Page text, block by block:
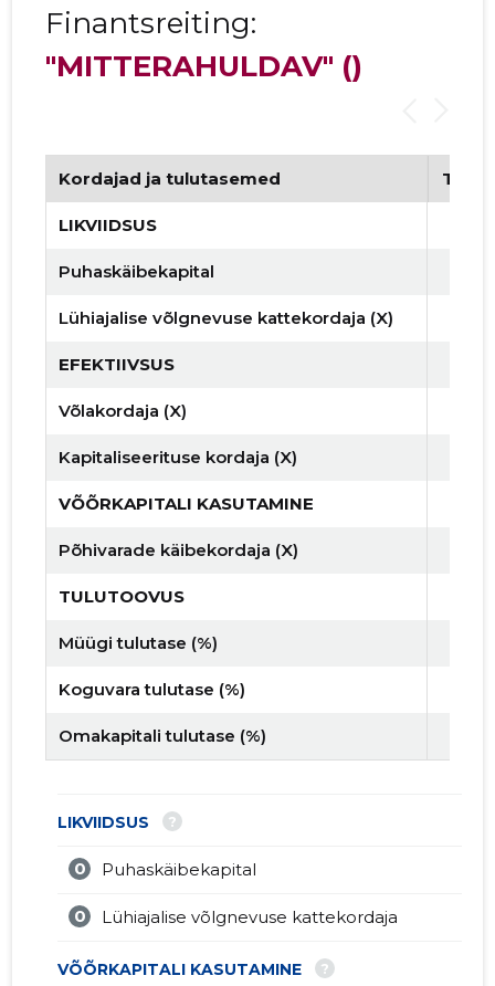
Finantsreiting:
"MITTERAHULDAV" ()
Kordajad ja tulutasemed Trend
LIKVIIDSUS
Puhaskäibekapital
Lühiajalise võlgnevuse kattekordaja (X)
EFEKTIIVSUS
Võlakordaja (X)
Kapitaliseerituse kordaja (X)
VÕÕRKAPITALI KASUTAMINE
Põhivarade käibekordaja (X)
TULUTOOVUS
Müügi tulutase (%)
Koguvara tulutase (%)
Omakapitali tulutase (%)
LIKVIIDSUS ?
Puhaskäibekapital
0
Lühiajalise võlgnevuse kattekordaja
0
VÕÕRKAPITALI KASUTAMINE ?